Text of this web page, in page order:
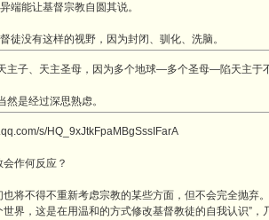
端能让基督宗教自圆其说。
徒没有这样的视野，因为封闭、驯化、洗脑。
主子、天主圣母，因为多个地球—多个圣母—陷天主于
然是经过深思熟虑。
s/HQ_9xJtkFpaMBgSssIFarA
作何反应？
也将不得不重新考虑宗教的某些方面，但不会完全抛弃
界，这是在用温和的方式修改基督教徒的自我认识”，